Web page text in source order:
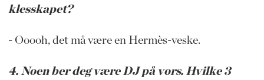
klesskapet?
- Ooooh, det må være en Hermès-veske.
4. Noen ber deg være DJ på vors. Hvilke 3